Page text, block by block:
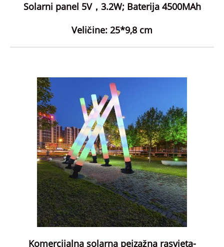
Solarni panel 5V，3.2W; Baterija 4500MAh
Veličine: 25*9,8 cm
Komercijalna solarna pejzažna rasvjeta-